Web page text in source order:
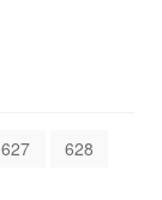
627
628